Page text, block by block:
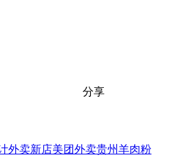
分享
外卖新店美团外卖贵州羊肉粉